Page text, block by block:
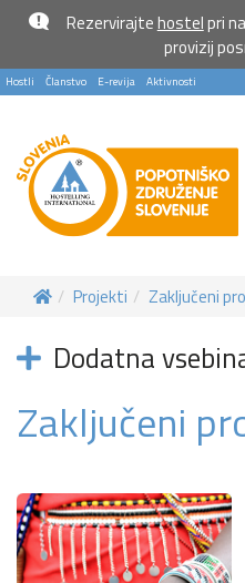
Rezervirajtehostelpri
provizij
Hostli Članstvo E-revija Aktivnosti
Projekti Zaključeni
Dodatna
Zaključeni